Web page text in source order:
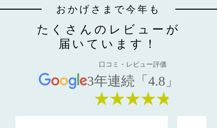
おかげさまで今年も
たくさんのレビューが
届いています！
口コミ・レビュー評価
3年連続「4.8」
★★★★★